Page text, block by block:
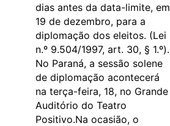
dias antes da data-limite, em
19 de dezembro, para a
diplomação dos eleitos. (Lei
n.º 9.504/1997, art. 30, § 1.º).
No Paraná, a sessão solene
de diplomação acontecerá
na terça-feira, 18, no Grande
Auditório do Teatro
Positivo.Na ocasião, o